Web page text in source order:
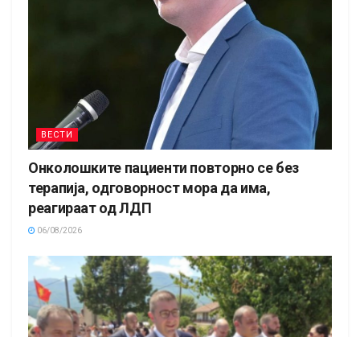
ВЕСТИ
Онколошките пациенти повторно се без
терапија, одговорност мора да има,
реагираат од ЛДП
06/08/2026